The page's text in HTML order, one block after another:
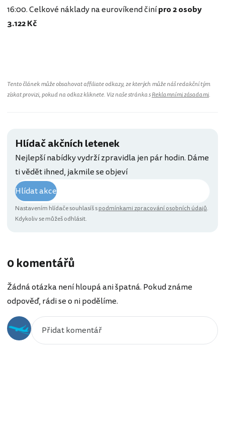
16:00. Celkové náklady na eurovíkend činípro 2 osoby
3.122 Kč
Tento článek může obsahovat affiliate odkazy, ze kterých může náš redakční tým
získat provizi, pokud na odkaz kliknete. Viz naše stránka sReklamními zásadami.
Hlídač akčních letenek
Nejlepší nabídky vydrží zpravidla jen pár hodin. Dáme
ti vědět ihned, jakmile se objeví
Hlídat akce
Nastavením hlídače souhlasíš spodmínkami zpracování osobních údajů.
Kdykoliv se můžeš odhlásit.
0 komentářů
Žádná otázka není hloupá ani špatná. Pokud známe
odpověď, rádi se o ni podělíme.